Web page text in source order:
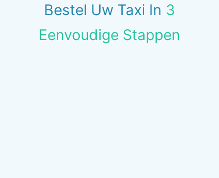
Bestel Uw Taxi In 3
Eenvoudige Stappen